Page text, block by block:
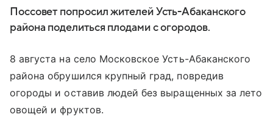
Поссовет попросил жителей Усть-Абаканского
района поделиться плодами с огородов.
8 августа на село Московское Усть-Абаканского
района обрушился крупный град, повредив
огороды и оставив людей без выращенных за лето
овощей и фруктов.